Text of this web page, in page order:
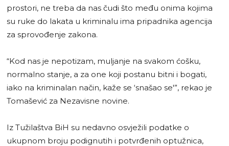
prostori, ne treba da nas čudi što među onima kojima
su ruke do lakata u kriminalu ima pripadnika agencija
za sprovođenje zakona.
“Kod nas je nepotizam, muljanje na svakom ćošku,
normalno stanje, a za one koji postanu bitni i bogati,
iako na kriminalan način, kaže se ‘snašao se'”, rekao je
Tomašević za Nezavisne novine.
Iz Tužilaštva BiH su nedavno osvježili podatke o
ukupnom broju podignutih i potvrđenih optužnica,